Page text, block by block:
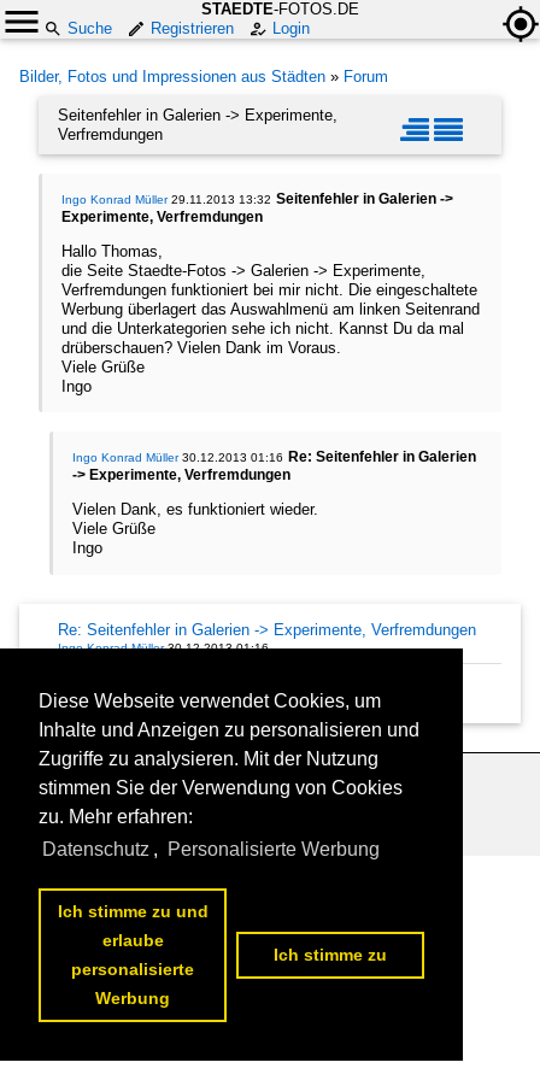
STAEDTE-FOTOS.DE
Suche
Registrieren Login
Bilder, Fotos und Impressionen aus Städten » Forum
Seitenfehler in Galerien -> Experimente,
Verfremdungen
Ingo Konrad Müller29.11.2013 13:32 Seitenfehler in Galerien ->
Experimente, Verfremdungen
Hallo Thomas,
die Seite Staedte-Fotos -> Galerien -> Experimente,
Verfremdungen funktioniert bei mir nicht. Die eingeschaltete
Werbung überlagert das Auswahlmenü am linken Seitenrand
und die Unterkategorien sehe ich nicht. Kannst Du da mal
drüberschauen? Vielen Dank im Voraus.
Viele Grüße
Ingo
Ingo Konrad Müller30.12.2013 01:16
Re: Seitenfehler in Galerien
-> Experimente, Verfremdungen
Vielen Dank, es funktioniert wieder.
Viele Grüße
Ingo
Re: Seitenfehler in Galerien -> Experimente, Verfremdungen
Ingo Konrad Müller30.12.2013 01:16
Ingo Konrad Müller29.11.2013 13:32
Datenschutzerklärung|Impressum|Kontakt
Diese Webseite verwendet Cookies, um
Inhalte und Anzeigen zu personalisieren und
Zugriffe zu analysieren. Mit der Nutzung
stimmen Sie der Verwendung von Cookies
zu. Mehr erfahren:
Datenschutz , Personalisierte Werbung
Ich stimme zu und
erlaube
personalisierte
Werbung
Ich stimme zu